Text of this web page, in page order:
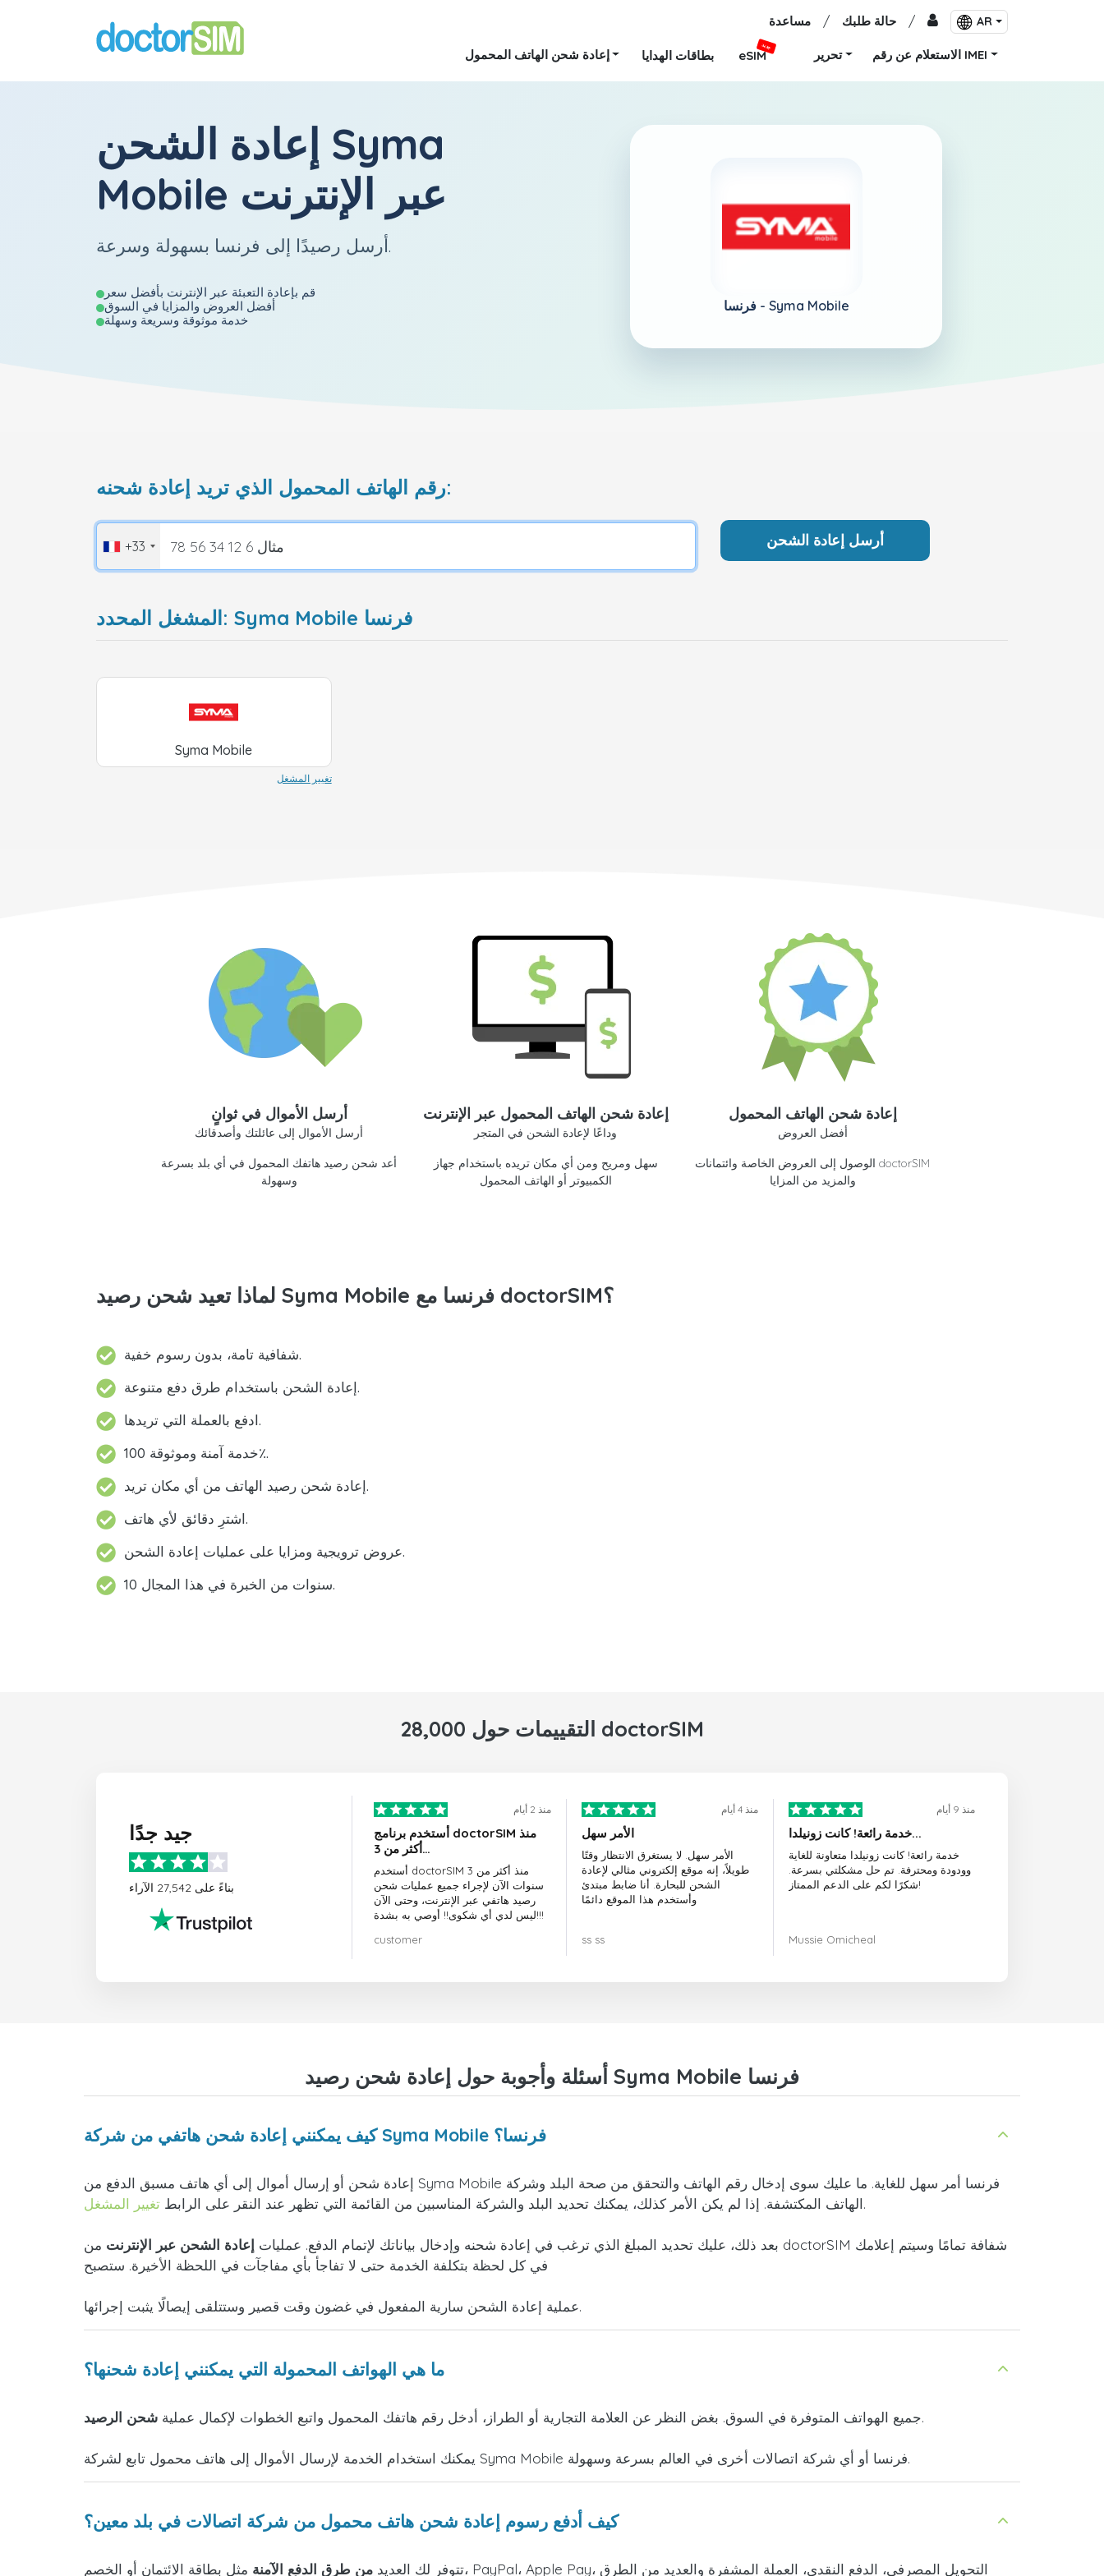
مساعدة / حالة طلبك / AR
إعادة شحن الهاتف المحمول بطاقات الهدايا eSIM
جديد
تحرير الاستعلام عن رقم IMEI
Syma
Mobile عبر الإنترنت
أرسل رصيدًا إلى فرنسا بسهولة وسرعة.
قم بإعادة التعبئة عبر الإنترنت بأفضل سعر
أفضل العروض والمزايا في السوق
خدمة موثوقة وسريعة وسهلة
فرنسا - Syma Mobile
رقم الهاتف المحمول الذي تريد إعادة شحنه:
+33 أرسل إعادة الشحن
المشغل المحدد: Syma Mobile فرنسا
Syma Mobile
تغيير المشغل
أرسل الأموال في ثوانٍ
أرسل الأموال إلى عائلتك وأصدقائك
أعد شحن رصيد هاتفك المحمول في أي بلد بسرعة
وسهولة
إعادة شحن الهاتف المحمول عبر الإنترنت
وداعًا لإعادة الشحن في المتجر
سهل ومريح ومن أي مكان تريده باستخدام جهاز
الكمبيوتر أو الهاتف المحمول
إعادة شحن الهاتف المحمول
أفضل العروض
الوصول إلى العروض الخاصة وائتمانات doctorSIM
والمزيد من المزايا
لماذا تعيد شحن رصيد Syma Mobile فرنسا مع doctorSIM؟
شفافية تامة، بدون رسوم خفية.
إعادة الشحن باستخدام طرق دفع متنوعة.
ادفع بالعملة التي تريدها.
خدمة آمنة وموثوقة 100٪.
إعادة شحن رصيد الهاتف من أي مكان تريد.
اشترِ دقائق لأي هاتف.
عروض ترويجية ومزايا على عمليات إعادة الشحن.
10 سنوات من الخبرة في هذا المجال.
28,000 التقييمات حول doctorSIM
جيد جدًا
بناءً على 27,542 الآراء
منذ 2 أيام
أستخدم برنامج doctorSIM منذ
أكثر من 3…
أستخدم doctorSIM منذ أكثر من 3
سنوات الآن لإجراء جميع عمليات شحن
رصيد هاتفي عبر الإنترنت، وحتى الآن
ليس لدي أي شكوى!! أوصي به بشدة!!!
customer
منذ 4 أيام
الأمر سهل
الأمر سهل. لا يستغرق الانتظار وقتًا
طويلاً، إنه موقع إلكتروني مثالي لإعادة
الشحن للبحارة. أنا ضابط مبتدئ
وأستخدم هذا الموقع دائمًا
ss ss
منذ 9 أيام
خدمة رائعة! كانت زونيلدا...
خدمة رائعة! كانت زونيلدا متعاونة للغاية
وودودة ومحترفة. تم حل مشكلتي بسرعة.
شكرًا لكم على الدعم الممتاز!
Mussie Omicheal
أسئلة وأجوبة حول إعادة شحن رصيد Syma Mobile فرنسا
كيف يمكنني إعادة شحن هاتفي من شركة Syma Mobile فرنسا؟
إعادة شحن أو إرسال أموال إلى أي هاتف مسبق الدفع من Syma Mobile فرنسا أمر سهل للغاية. ما عليك سوى إدخال رقم الهاتف والتحقق من صحة البلد وشركة
الهاتف المكتشفة. إذا لم يكن الأمر كذلك، يمكنك تحديد البلد والشركة المناسبين من القائمة التي تظهر عند النقر على الرابط تغيير المشغل .
بعد ذلك، عليك تحديد المبلغ الذي ترغب في إعادة شحنه وإدخال بياناتك لإتمام الدفع. عمليات إعادة الشحن عبر الإنترنت من doctorSIM شفافة تمامًا وسيتم إعلامك
في كل لحظة بتكلفة الخدمة حتى لا تفاجأ بأي مفاجآت في اللحظة الأخيرة. ستصبح
عملية إعادة الشحن سارية المفعول في غضون وقت قصير وستتلقى إيصالًا يثبت إجرائها.
ما هي الهواتف المحمولة التي يمكنني إعادة شحنها؟
جميع الهواتف المتوفرة في السوق. بغض النظر عن العلامة التجارية أو الطراز، أدخل رقم هاتفك المحمول واتبع الخطوات لإكمال عملية شحن الرصيد .
يمكنك استخدام الخدمة لإرسال الأموال إلى هاتف محمول تابع لشركة Syma Mobile فرنسا أو أي شركة اتصالات أخرى في العالم بسرعة وسهولة.
كيف أدفع رسوم إعادة شحن هاتف محمول من شركة اتصالات في بلد معين؟
تتوفر لك العديد من طرق الدفع الآمنة مثل بطاقة الائتمان أو الخصم، PayPal، Apple Pay، التحويل المصرفي، الدفع النقدي، العملة المشفرة والعديد من الطرق